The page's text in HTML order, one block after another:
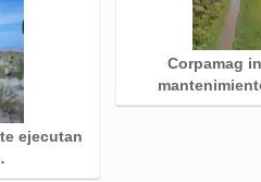
ejecutan
Corpamag